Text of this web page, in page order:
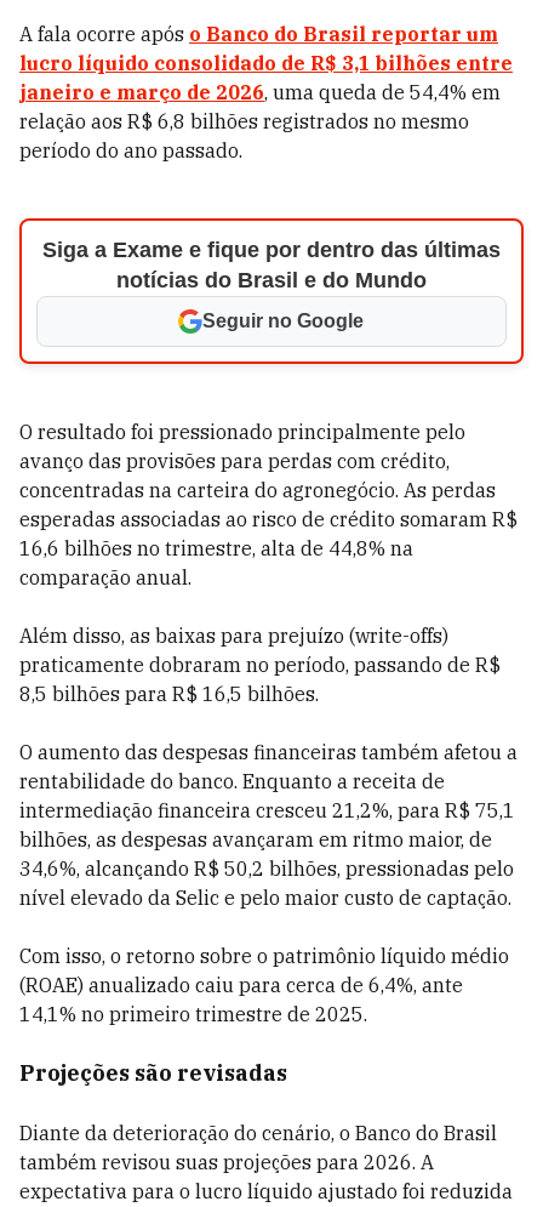
A fala ocorre após o Banco do Brasil reportar um
lucro líquido consolidado de R$ 3,1 bilhões entre
janeiro e março de 2026, uma queda de 54,4% em
relação aos R$ 6,8 bilhões registrados no mesmo
período do ano passado.
Siga a Exame e fique por dentro das últimas
notícias do Brasil e do Mundo
Seguir no Google
O resultado foi pressionado principalmente pelo
avanço das provisões para perdas com crédito,
concentradas na carteira do agronegócio. As perdas
esperadas associadas ao risco de crédito somaram R$
16,6 bilhões no trimestre, alta de 44,8% na
comparação anual.
Além disso, as baixas para prejuízo (write-offs)
praticamente dobraram no período, passando de R$
8,5 bilhões para R$ 16,5 bilhões.
O aumento das despesas financeiras também afetou a
rentabilidade do banco. Enquanto a receita de
intermediação financeira cresceu 21,2%, para R$ 75,1
bilhões, as despesas avançaram em ritmo maior, de
34,6%, alcançando R$ 50,2 bilhões, pressionadas pelo
nível elevado da Selic e pelo maior custo de captação.
Com isso, o retorno sobre o patrimônio líquido médio
(ROAE) anualizado caiu para cerca de 6,4%, ante
14,1% no primeiro trimestre de 2025.
Projeções são revisadas
Diante da deterioração do cenário, o Banco do Brasil
também revisou suas projeções para 2026. A
expectativa para o lucro líquido ajustado foi reduzida